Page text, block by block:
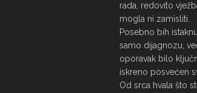
rada, redovito
mogla ni zamisliti.
Posebno bih
samo dijagnozu,
oporavak bilo
iskreno posvećen
Od srca hvala što